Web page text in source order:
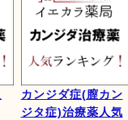
カンジダ症(膣カン
ジタ症)治療薬人気